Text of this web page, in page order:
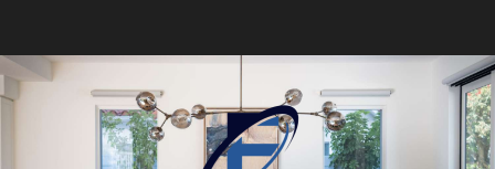
content